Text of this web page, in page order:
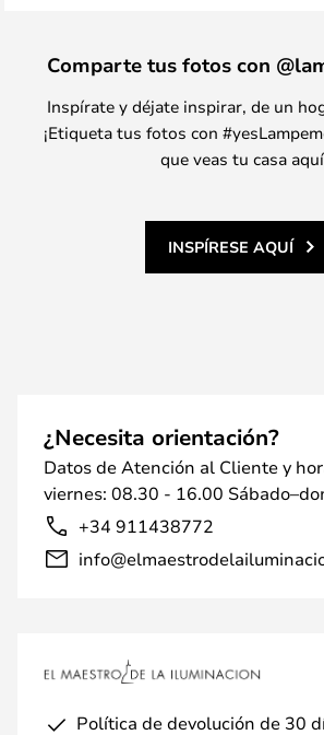
Comparte tus fotos con
Inspírate y déjate inspirar, de un
¡Etiqueta tus fotos con
que veas tu casa
INSPÍRESE AQUÍ
¿Necesita orientación?
Datos de Atención al Cliente y
viernes: 08.30 - 16.00
+34 911438772
Política de devolución de 30